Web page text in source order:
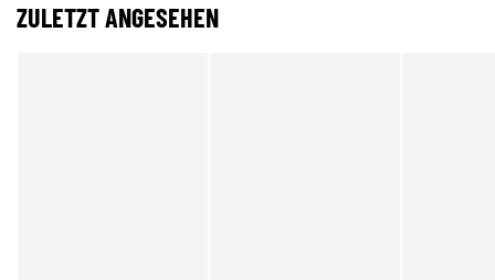
ZULETZT ANGESEHEN